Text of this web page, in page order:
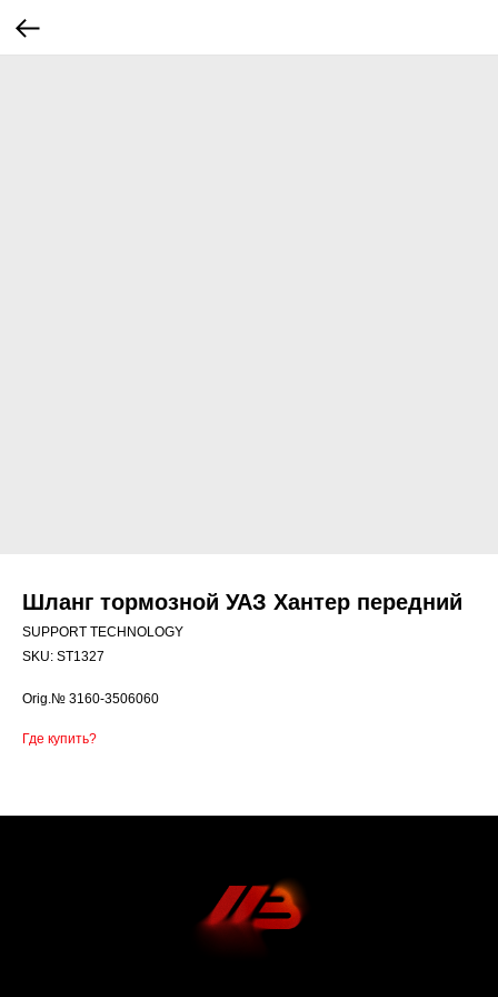
Шланг тормозной УАЗ Хантер передний
SUPPORT TECHNOLOGY
SKU: ST1327
Orig.№ 3160-3506060
Где купить?